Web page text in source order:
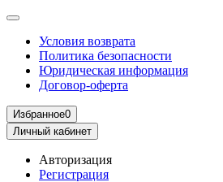
Условия возврата
Политика безопасности
Юридическая информация
Договор-оферта
Избранное0
Личный кабинет
Авторизация
Регистрация